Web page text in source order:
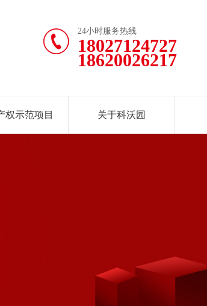
24小时服务热线
18027124727
18620026217
权示范项目 关于科沃园